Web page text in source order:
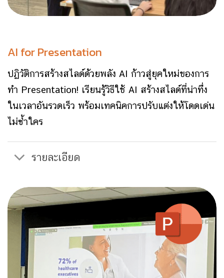
AI for Presentation
ปฏิวัติการสร้างสไลด์ด้วยพลัง AI ก้าวสู่ยุคใหม่ของการ
ทำ Presentation! เรียนรู้วิธีใช้ AI สร้างสไลด์ที่น่าทึ่ง
ในเวลาอันรวดเร็ว พร้อมเทคนิคการปรับแต่งให้โดดเด่น
ไม่ซ้ำใคร
รายละเอียด